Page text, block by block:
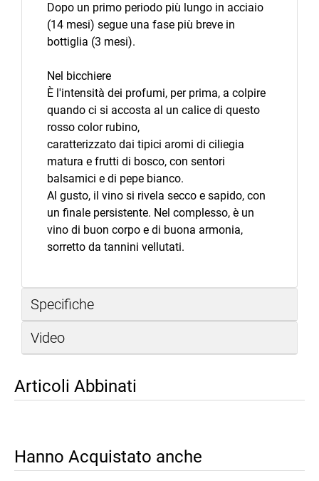
Dopo un primo periodo più lungo in acciaio
(14 mesi) segue una fase più breve in
bottiglia (3 mesi).
Nel bicchiere
È l'intensità dei profumi, per prima, a colpire
quando ci si accosta al un calice di questo
rosso color rubino,
caratterizzato dai tipici aromi di ciliegia
matura e frutti di bosco, con sentori
balsamici e di pepe bianco.
Al gusto, il vino si rivela secco e sapido, con
un finale persistente. Nel complesso, è un
vino di buon corpo e di buona armonia,
sorretto da tannini vellutati.
Specifiche
Video
Articoli Abbinati
Hanno Acquistato anche